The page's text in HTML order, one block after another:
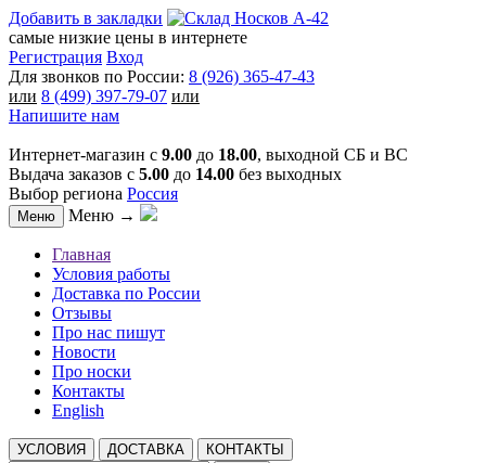
Добавить в закладки
самые низкие цены в интернете
Регистрация Вход
Для звонков по России: 8 (926) 365-47-43
или 8 (499) 397-79-07 или
Напишите нам
Интернет-магазин с 9.00 до 18.00, выходной СБ и ВС
Выдача заказов с 5.00 до 14.00 без выходных
Выбор региона Россия
Меню Меню →
Главная
Условия работы
Доставка по России
Отзывы
Про нас пишут
Новости
Про носки
Контакты
English
УСЛОВИЯ ДОСТАВКА
КОНТАКТЫ